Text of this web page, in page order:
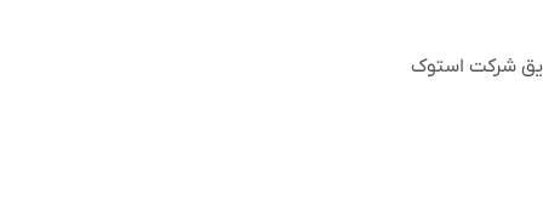
شرکت استوک